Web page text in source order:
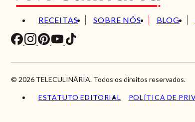
RECEITAS SOBRE NÓS BLOG
© 2026 TELECULINÁRIA. Todos os direitos reservados.
ESTATUTO EDITORIAL POLÍTICA DE